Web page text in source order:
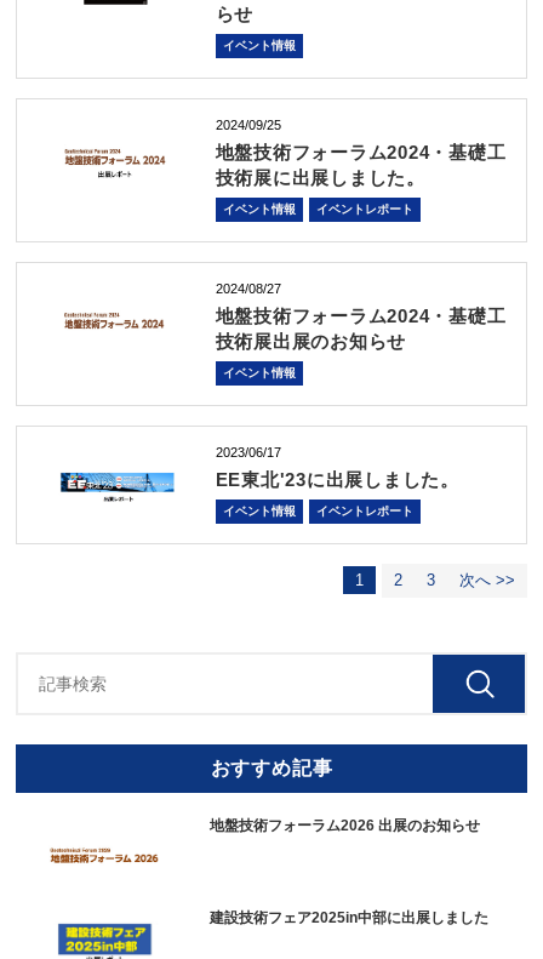
らせ
イベント情報
2024/09/25
地盤技術フォーラム2024・基礎工
技術展に出展しました。
イベント情報 イベントレポート
2024/08/27
地盤技術フォーラム2024・基礎工
技術展出展のお知らせ
イベント情報
2023/06/17
EE東北'23に出展しました。
イベント情報 イベントレポート
1 2 3 次へ >>
おすすめ記事
地盤技術フォーラム2026 出展のお知らせ
建設技術フェア2025in中部に出展しました